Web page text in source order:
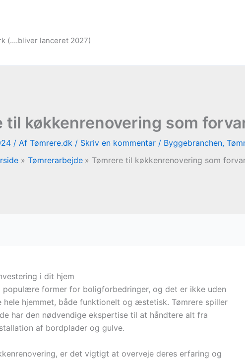
(....bliver lanceret 2027)
til køkkenrenovering som
/ Af Tømrere.dk / Skriv en kommentar / Byggebranchen,
Tømrerarbejde Tømrere til køkkenrenovering som
i dit hjem
populære former for boligforbedringer, og det er ikke uden
hjemmet, både funktionelt og æstetisk. Tømrere spiller
har den nødvendige ekspertise til at håndtere alt fra
af bordplader og gulve.
er det vigtigt at overveje deres erfaring og